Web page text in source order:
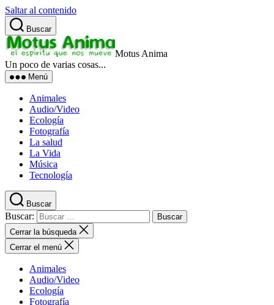
Saltar al contenido
Buscar
Motus Anima
Un poco de varias cosas...
Menú
Animales
Audio/Video
Ecología
Fotografía
La salud
La Vida
Música
Tecnología
Buscar
Buscar:
Cerrar la búsqueda
Cerrar el menú
Animales
Audio/Video
Ecología
Fotografía